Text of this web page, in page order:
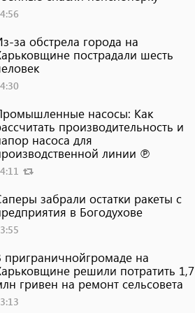
за обстрела города на
пострадали шесть
насосы: Как
производительность и
насоса для
линии ℗
забрали остатки ракеты с
в Богодухове
приграничнойгромаде на
решили потратить 1,7
​​гривен на ремонт сельсовета